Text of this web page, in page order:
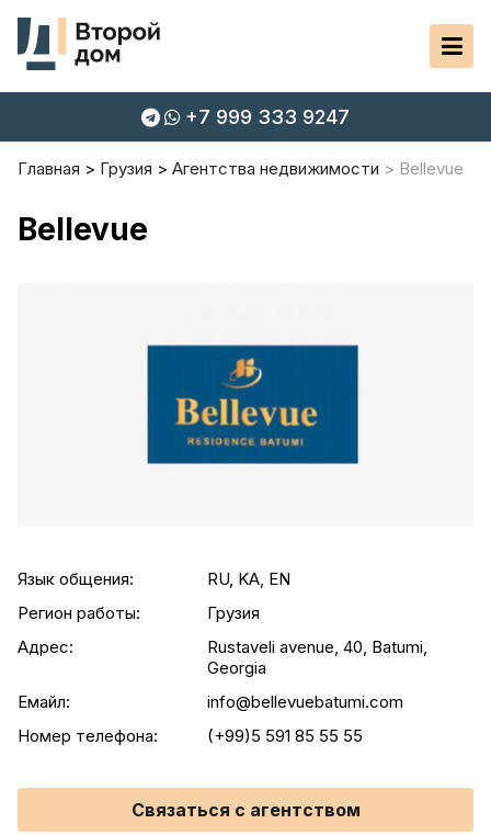
+7 999 333 9247
Главная Грузия Агентства недвижимости Bellevue
Bellevue
Язык общения:
RU, KA, EN
Регион работы:
Грузия
Адрес:
Rustaveli avenue, 40, Batumi,
Georgia
Емайл:
info@bellevuebatumi.com
Номер телефона:
(+99)5 591 85 55 55
Связаться с агентством